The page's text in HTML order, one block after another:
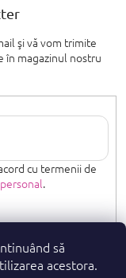
să
acestora.
şi vă vom trimite
în magazinul nostru
cu termenii de
.